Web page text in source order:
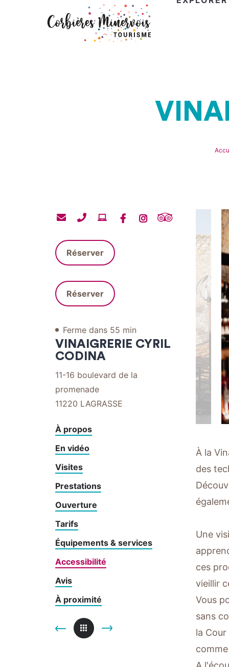
Contacter
mail
Contacter
téléphone
Site
FacebookInstagram
Tripadvisor
Réserver
Réserver
Ferme dans 55 min
VINAIGRERIE CYRIL
CODINA
11-16 boulevard de la
promenade
11220 LAGRASSE
À propos
En vidéo
Visites
Prestations
Ouverture
Tarifs
Équipements & services
Accessibilité
Avis
À proximité
À la
des
Une
ces
vieillir
Vous
sans
la